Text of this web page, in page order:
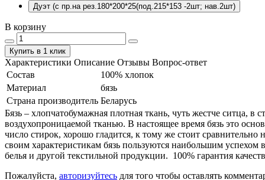
Дуэт (с пр.на рез.180*200*25(под.215*153 -2шт; нав.2шт)
В корзину
Купить в 1 клик
Характеристики Описание Отзывы Вопрос-ответ
Состав
100% хлопок
Материал
бязь
Страна производитель Беларусь
Бязь – хлопчатобумажная плотная ткань, чуть жестче ситца,
воздухопроницаемой тканью. В настоящее время бязь это
число стирок, хорошо гладится, к тому же стоит
своим характеристикам бязь пользуются наибольшим
белья и другой текстильной продукции. 100% гарантия
Пожалуйста, авторизуйтесь для того чтобы оставлять